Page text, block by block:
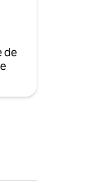
de